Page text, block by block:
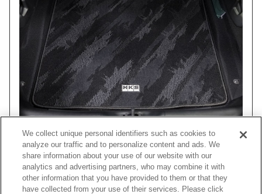
車種 型式 タイプ
We collect unique personal identifiers such as cookies to
analyze our traffic and to personalize content and ads. We
share information about your use of our website with our
analytics and advertising partners, who may combine it with
other information that you have provided to them or that they
have collected from your use of their services. Please click